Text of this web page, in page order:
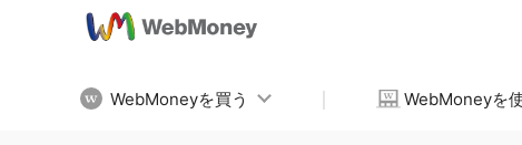
WebMoneyを買う WebMoneyを